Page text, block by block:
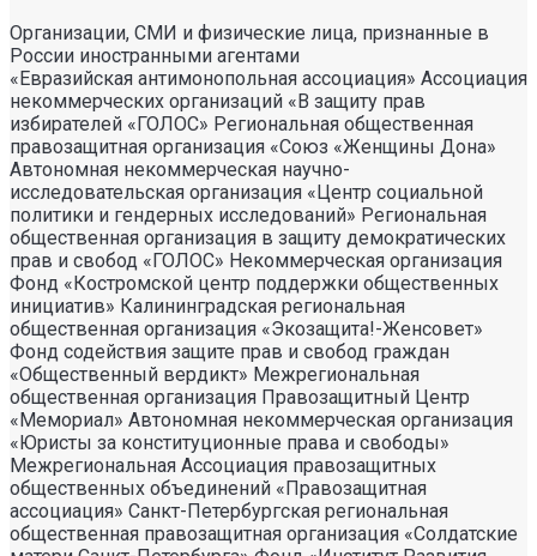
Организации, СМИ и физические лица, признанные в
России иностранными агентами
«Евразийская антимонопольная ассоциация» Ассоциация некоммерческих организаций «В защиту прав избирателей «ГОЛОС» Региональная общественная правозащитная организация «Союз «Женщины Дона» Автономная некоммерческая научно- исследовательская организация «Центр социальной политики и гендерных исследований» Региональная общественная организация в защиту демократических прав и свобод «ГОЛОС» Некоммерческая организация Фонд «Костромской центр поддержки общественных инициатив» Калининградская региональная общественная организация «Экозащита!-Женсовет» Фонд содействия защите прав и свобод граждан «Общественный вердикт» Межрегиональная общественная организация Правозащитный Центр «Мемориал» Автономная некоммерческая организация «Юристы за конституционные права и свободы» Межрегиональная Ассоциация правозащитных общественных объединений «Правозащитная ассоциация» Санкт-Петербургская региональная общественная правозащитная организация «Солдатские матери Санкт-Петербурга» Фонд «Институт Развития Свободы Информации» Автономная некоммерческая организация «Научный центр международных исследований «ПИР» Ассоциация «Партнерство для развития» (Саратовская региональная общественная благотворительная организация) Частное учреждение «Информационное агентство МЕМО. РУ» Некоммерческое партнерство «Институт региональной прессы» Автономная некоммерческая организация «Московская школа гражданского просвещения» Архангельская региональная общественная организация социально- психологической и правовой помощи лесбиянкам, геям, бисексуалам и трансгендерам (ЛГБТ) «Ракурс» Карачаево-Черкесская Республиканская молодежная общественная организация «Союз молодых политологов» Общероссийское общественное движение защиты прав человека «За права человека» Краснодарская краевая общественная организация выпускников вузов Калининградская региональная общественная организация «Правозащитный центр» Региональная общественная организация «Общественная комиссия по сохранению наследия академика Сахарова» Санкт-Петербургская правозащитная общественная организация «Лига избирательниц» Фонд поддержки свободы прессы Санкт-Петербургская общественная правозащитная организация «Гражданский контроль» Автономная некоммерческая организация информационных и правовых услуг «Ресурсный правозащитный центр» Межрегиональная общественная правозащитная организация «Человек и Закон» Автономная некоммерческая организация «Центр социального проектирования «Возрождение» Межрегиональная общественная организация «Информационно- просветительский центр «Мемориал» Межрегиональная общественная организация «Комитет против пыток» «Частное учреждение в Санкт- Петербурге по административной поддержке реализации программ и проектов Совета Министров северных стран» Автономная некоммерческая правозащитная организация «Молодежный центр консультации и тренинга» Еврейское областное региональное отделение Общероссийской общественной организации «Муниципальная Академия» Некоммерческое партнерство «Институт развития прессы-Сибирь» Мурманская региональная общественная организация «Центр социально-психологической помощи и правовой поддержки жертв дискриминации и гомофобии «Максимум» Межрегиональный общественный фонд содействия развитию гражданского общества «ГОЛОС – Поволжье» Межрегиональная благотворительная общественная организация «Сибирский экологический центр» Фонд «Центр гражданского анализа и независимых исследований «ГРАНИ» Городская общественная организация «Самарский центр гендерных исследований» Региональный Фонд «Центр Защиты Прав Средств Массовой Информации» Челябинский региональный благотворительный общественный фонд «За природу» Челябинское региональное экологическое общественное движение «За природу» Общественное региональное движение «Новгородский Женский Парламент» Самарская региональная общественная организация содействия гармонизации межнациональных отношений «АЗЕРБАЙДЖАН» Мурманская региональная молодежная общественная организация «Гуманистическое движение молодежи» Мурманская региональная общественная экологическая организация «Беллона-Мурманск» Частное учреждение дополнительного профессионального образования «Учебный центр экологии и безопасности» Фонд поддержки социальных проектов «Миграция XXI век» Ростовская городская общественная организация «ЭКО-ЛОГИКА» Автономная некоммерческая организация «Центр антикоррупционных исследований и инициатив «Трансперенси Интернешнл-Р» Озерская городская социально- экологическая общественная организация «Планета надежд» Новосибирский областной общественный фонд «Фонд защиты прав потребителей» Региональная общественная благотворительная организация помощи беженцам и мигрантам «Гражданское содействие» Фонд поддержки расследовательской журналистики – Фонд 19/29 Калининградская региональная общественная организация информационно-правовых программ «Женская лига» Автономная некоммерческая организация «Мемориальный центр истории политических репрессий «Пермь-36» Ассоциация «Экспертно-правовое партнерство «Союз» Некоммерческое партнерство «Клуб бухгалтеров и аудиторов некоммерческих организаций» «Частное учреждение в Калининграде по административной поддержке реализации программ и проектов Совета Министров северных стран» Межрегиональная благотворительная общественная организация «Центр развития некоммерческих организаций» Негосударственное образовательное учреждение дополнительного профессионального образования (повышение квалификации) специалистов «АКАДЕМИЯ ПО ПРАВАМ ЧЕЛОВЕКА» Свердловская региональная общественная организация «Сутяжник» Нижегородская региональная общественная организация «Экологический центр «Дронт» ФОНД НЕКОММЕРЧЕСКИХ ПРОГРАММ ДМИТРИЯ ЗИМИНА «ДИНАСТИЯ» НЕКОММЕРЧЕСКАЯ ОРГАНИЗАЦИЯ НАУЧНЫЙ ФОНД ТЕОРЕТИЧЕСКИХ И ПРИКЛАДНЫХ ИССЛЕДОВАНИЙ «ЛИБЕРАЛЬНАЯ МИССИЯ» Территориальное объединение работодателей «Ефремовский районный союз промышленников и предпринимателей» Региональная общественная организация «Центр независимых исследователей Республики Алтай» ФОНД "СИБИРСКИЙ ЦЕНТР ПОДДЕРЖКИ ОБЩЕСТВЕННЫХ ИНИЦИАТИВ" РЕСПУБЛИКАНСКАЯ МОЛОДЕЖНАЯ ОБЩЕСТВЕННАЯ ОРГАНИЗАЦИЯ «НУОРИ КАРЬЯЛА» («МОЛОДАЯ КАРЕЛИЯ) МЕЖРЕГИОНАЛЬНЫЙ ОБЩЕСТВЕННЫЙ ФОНД МИРА НА ЮГЕ И СЕВЕРНОМ КАВКАЗЕ Автономная некоммерческая организация «Центр независимых социологических исследований» Автономная некоммерческая организация «Центр информации «ФРИИНФОРМ» Региональная общественная организация содействия охране репродуктивного здоровья граждан «Народонаселение и Развитие» Алтайская краевая общественная организация «Геблеровское экологическое общество» АССОЦИАЦИЯ «СОДЕЙСТВИЕ В ПРАВОВОЙ ЗАЩИТЕ НАСЕЛЕНИЯ «ПРАВОВАЯ ОСНОВА» Межрегиональная общественная организация «Северная природоохранная коалиция» КОМИ РЕГИОНАЛЬНАЯ ОБЩЕСТВЕННАЯ ОРГАНИЗАЦИЯ «КОМИССИЯ ПО ЗАЩИТЕ ПРАВ ЧЕЛОВЕКА «МЕМОРИАЛ» Алтайский краевой эколого- культурный общественный фонд «Алтай-21век» МЕЖРЕГИОНАЛЬНЫЙ ОБЩЕСТВЕННЫЙ ФОНД СОДЕЙСТВИЯ РАЗВИТИЮ ГРАЖДАНСКОГО ОБЩЕСТВА «ГОЛОС – УРАЛ» ФОНД ПОДДЕРЖКИ СРЕДСТВ МАССОВОЙ ИНФОРМАЦИИ «СРЕДА» Нижегородская областная социально- экологическая общественная организация «Зеленый мир» ФОНД «ГРАЖДАНСКОЕ ДЕЙСТВИЕ» Некоммерческое партнерство «Альянс фондов местных сообществ Пермского края» Кабардино-Балкарский республиканский общественный правозащитный центр Региональное отделение Общероссийского общественного движения «За права человека» ЧЕЧЕНСКАЯ РЕГИОНАЛЬНАЯ ОБЩЕСТВЕННАЯ ОРГАНИЗАЦИЯ «ПРАВОЗАЩИТНЫЙ ЦЕНТР ЧЕЧЕНСКОЙ РЕСПУБЛИКИ» Межрегиональный общественный экологический фонд «ИСАР-СИБИРЬ» ОБЩЕСТВЕННАЯ ОРГАНИЗАЦИЯ «ПЕРМСКИЙ РЕГИОНАЛЬНЫЙ ПРАВОЗАЩИТНЫЙ ЦЕНТР» Региональная общественная организация по улучшению качества жизни общества «Сибирская линия жизни» Фонд в поддержку демократии «ГОЛОС» Региональная общественная организация «Еврейский общинный культурный центр Рязанской области «Хесед-Тшува» Региональная общественная организация «Экологическая вахта Сахалина» Региональная общественная организация «Экологическая вахта Сахалина» Автономная некоммерческая организация «Информационно- исследовательский центр «Ясавэй Манзара» Межрегиональная общественная благотворительная организация «Общество защиты прав потребителей и охраны окружающей среды «ПРИНЦИПЪ» Автономная некоммерческая организация «Дальневосточный центр развития гражданских инициатив и социального партнерства» Союз общественных объединений «Российский исследовательский центр по правам человека» Фонд содействия развитию гражданского общества и правам человека «Женщины Дона» Красноярское региональное экологическое общественное движение «Друзья сибирских лесов» Омская городская общественная организация «Фотоклуб «Со-бытие» Региональное общественное учреждение научно-информационный центр «МЕМОРИАЛ» Иркутская региональная общественная организация «Байкальская Экологическая Волна» Некоммерческая организация «Фонд защиты гласности» Автономная некоммерческая организация «Институт прав человека» Межрегиональная общественная организация «Центр содействия коренным малочисленным народам Севера» Местная общественная благотворительная экологическая организация Зеленый Мир Автономная некоммерческая организация «Правозащитная организация «МАШР» Калининградская региональная общественная организация содействия развитию женского сообщества «Мир женщины» Региональная общественная организация «Информационно- исследовательский центр «Панорама» Забайкальское краевое общественное учреждение «Общественный экологический центр «Даурия» Городская общественная организация «Екатеринбургское общество «МЕМОРИАЛ» Межрегиональная общественная организация «Комитет по предотвращению пыток» Межрегиональная общественная организация «Бюро общественных расследований» Нижегородская региональная общественная организация «Институт прогнозирования и урегулирования политических конфликтов» Городская общественная организация «Рязанское историко- просветительское и правозащитное общество «Мемориал» (Рязанский Мемориал) Санкт-Петербургская общественная организация «Общество содействия социальной защите граждан «Петербургская ЭГИДА» Челябинский региональный орган общественной самодеятельности